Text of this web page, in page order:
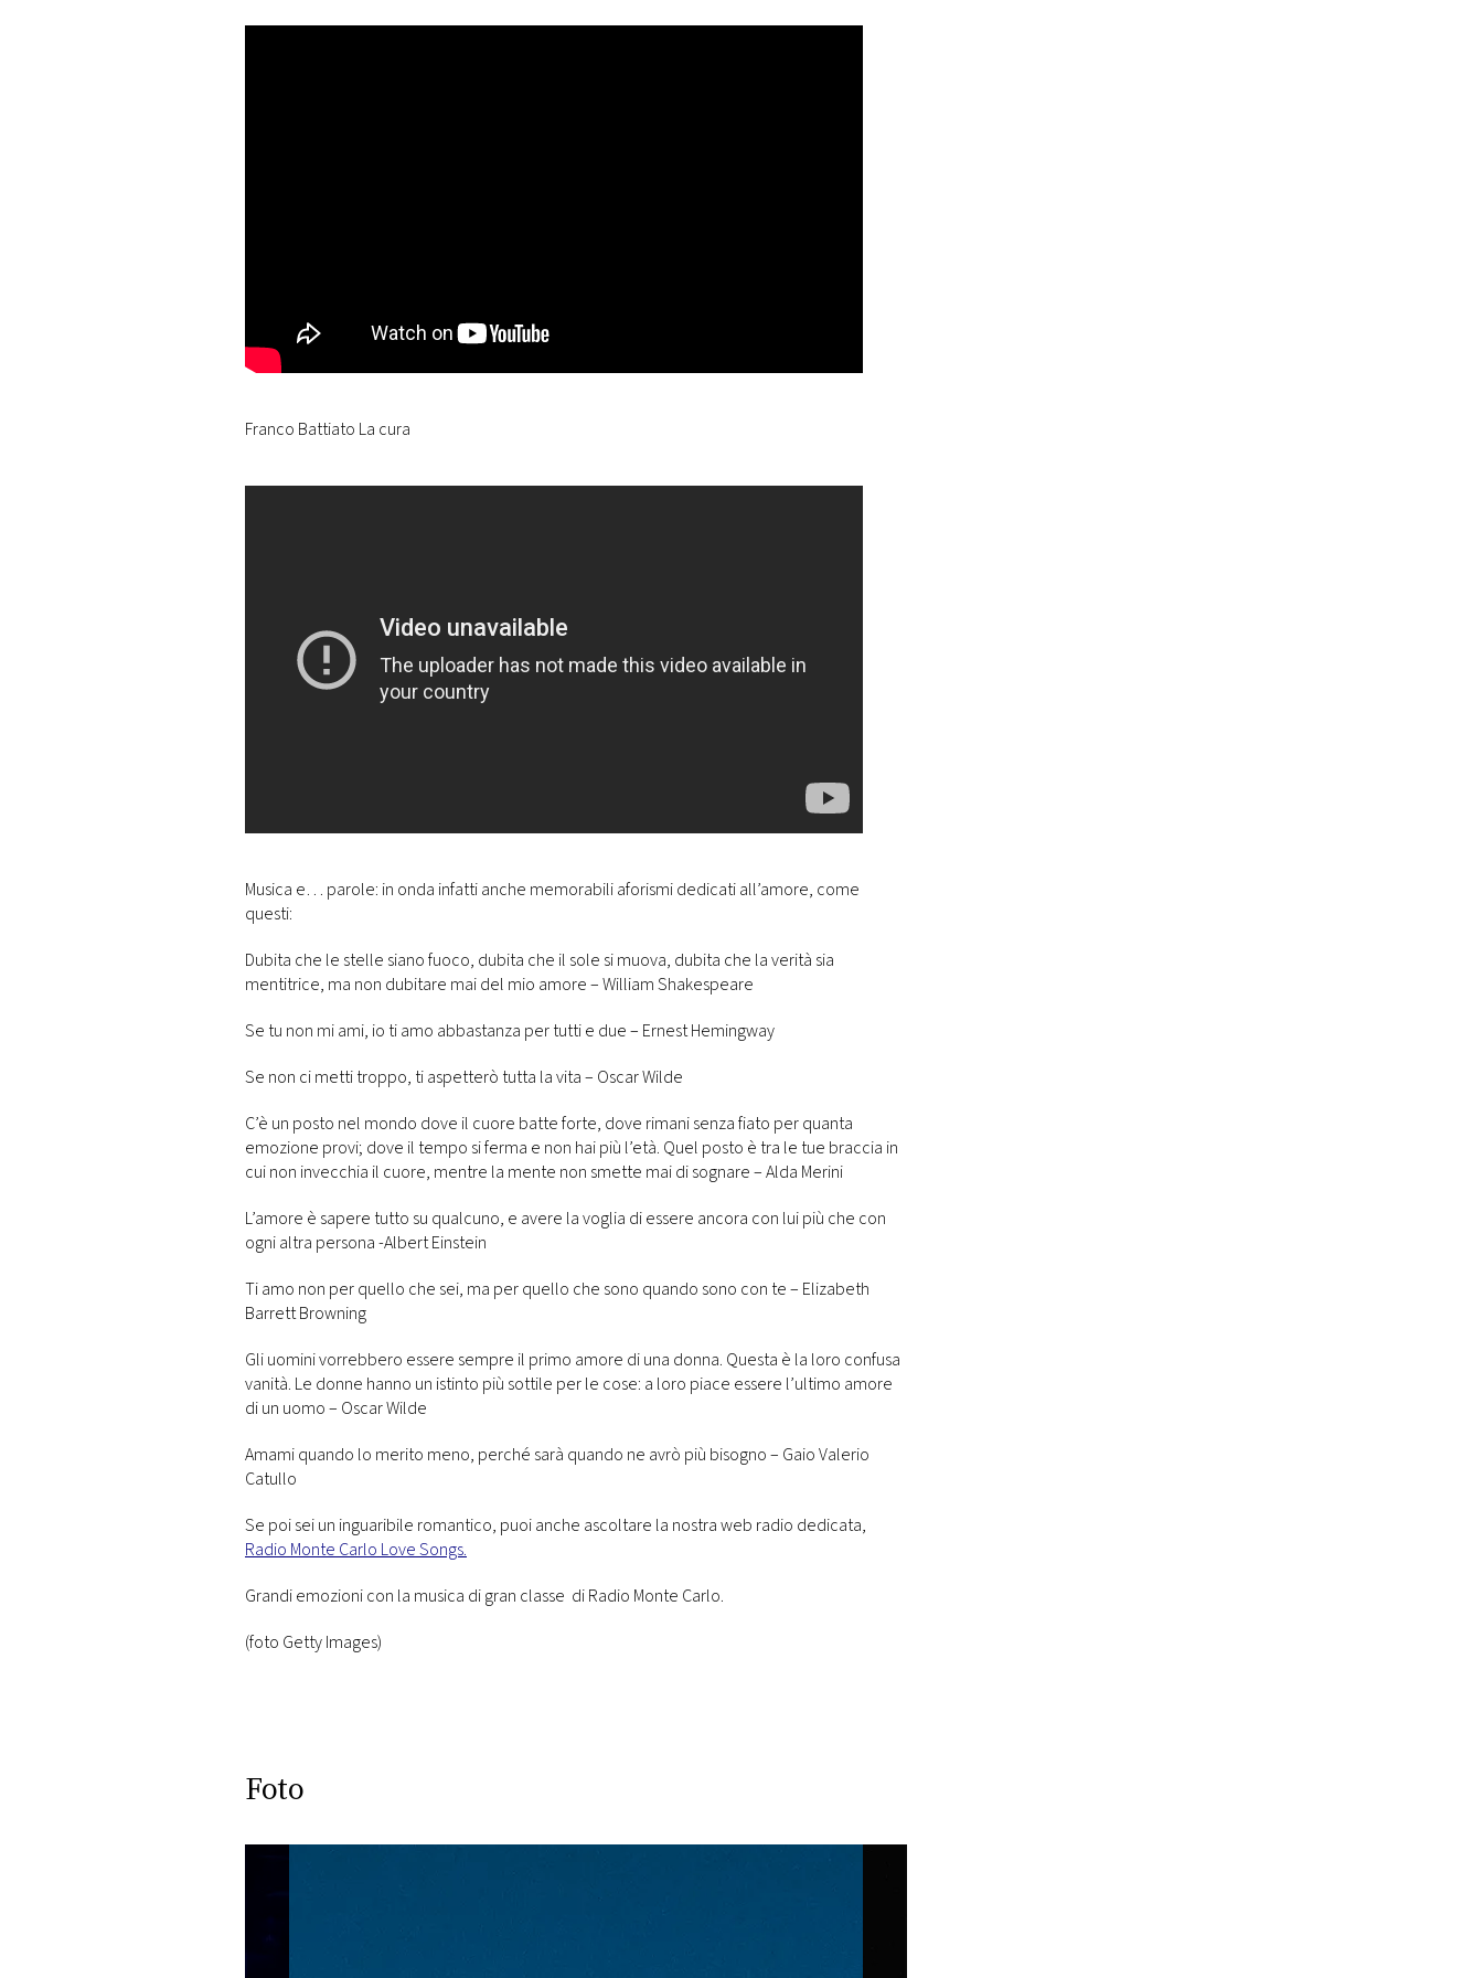
Franco Battiato La cura
Musica e… parole: in onda infatti anche memorabili aforismi dedicati all’amore, come
questi:
Dubita che le stelle siano fuoco, dubita che il sole si muova, dubita che la verità sia
mentitrice, ma non dubitare mai del mio amore – William Shakespeare
Se tu non mi ami, io ti amo abbastanza per tutti e due – Ernest Hemingway
Se non ci metti troppo, ti aspetterò tutta la vita – Oscar Wilde
C’è un posto nel mondo dove il cuore batte forte, dove rimani senza fiato per quanta
emozione provi; dove il tempo si ferma e non hai più l’età. Quel posto è tra le tue braccia in
cui non invecchia il cuore, mentre la mente non smette mai di sognare – Alda Merini
L’amore è sapere tutto su qualcuno, e avere la voglia di essere ancora con lui più che con
ogni altra persona -Albert Einstein
Ti amo non per quello che sei, ma per quello che sono quando sono con te – Elizabeth
Barrett Browning
Gli uomini vorrebbero essere sempre il primo amore di una donna. Questa è la loro confusa
vanità. Le donne hanno un istinto più sottile per le cose: a loro piace essere l’ultimo amore
di un uomo – Oscar Wilde
Amami quando lo merito meno, perché sarà quando ne avrò più bisogno – Gaio Valerio
Catullo
Se poi sei un inguaribile romantico, puoi anche ascoltare la nostra web radio dedicata,
Radio Monte Carlo Love Songs.
Grandi emozioni con la musica di gran classe di Radio Monte Carlo.
(foto Getty Images)
Foto